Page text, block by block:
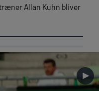
Allan Kuhn bliver
►